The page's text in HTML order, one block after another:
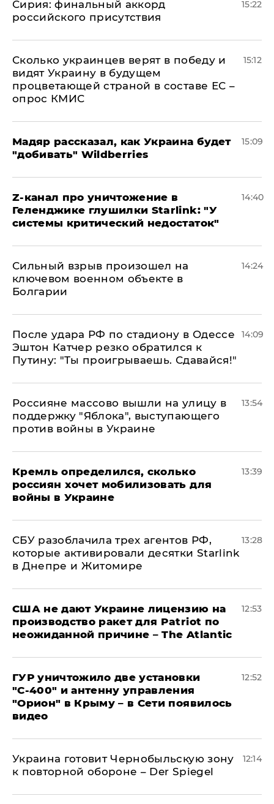
​Сирия: финальный аккорд
российского присутствия
15:22
Сколько украинцев верят в победу и
видят Украину в будущем
процветающей страной в составе ЕС –
опрос КМИС
15:12
Мадяр рассказал, как Украина будет
"добивать" Wildberries
15:09
Z-канал про уничтожение в
Геленджике глушилки Starlink: "У
системы критический недостаток"
14:40
Сильный взрыв произошел на
ключевом военном объекте в
Болгарии
14:24
После удара РФ по стадиону в Одессе
Эштон Катчер резко обратился к
Путину: "Ты проигрываешь. Сдавайся!"
14:09
Россияне массово вышли на улицу в
поддержку "Яблока", выступающего
против войны в Украине
13:54
Кремль определился, сколько
россиян хочет мобилизовать для
войны в Украине
13:39
СБУ разоблачила трех агентов РФ,
которые активировали десятки Starlink
в Днепре и Житомире
13:28
США не дают Украине лицензию на
производство ракет для Patriot по
неожиданной причине – The Atlantic
12:53
ГУР уничтожило две установки
"С‑400" и антенну управления
"Орион" в Крыму – в Сети появилось
видео
12:52
Украина готовит Чернобыльскую зону
к повторной обороне – Der Spiegel
12:14